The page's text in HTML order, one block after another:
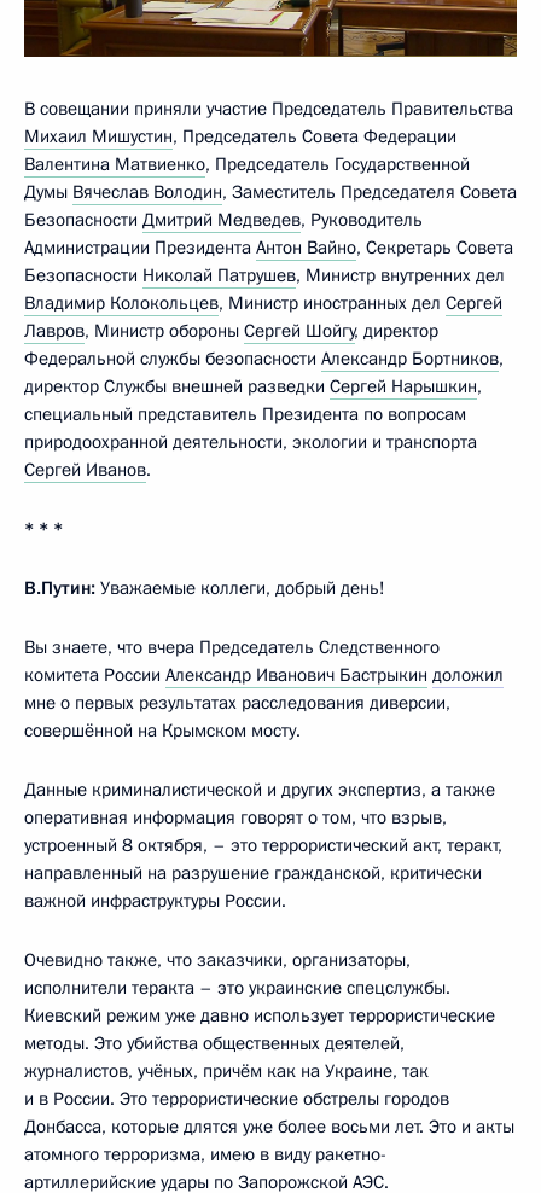
В совещании приняли участие Председатель Правительства
Михаил Мишустин, Председатель Совета Федерации
Валентина Матвиенко, Председатель Государственной
Думы Вячеслав Володин, Заместитель Председателя Совета
Безопасности Дмитрий Медведев, Руководитель
Администрации Президента Антон Вайно, Секретарь Совета
Безопасности Николай Патрушев, Министр внутренних дел
Владимир Колокольцев, Министр иностранных дел Сергей
Лавров, Министр обороны Сергей Шойгу, директор
Федеральной службы безопасности Александр Бортников,
директор Службы внешней разведки Сергей Нарышкин,
специальный представитель Президента по вопросам
природоохранной деятельности, экологии и транспорта
Сергей Иванов.
* * *
В.Путин: Уважаемые коллеги, добрый день!
Вы знаете, что вчера Председатель Следственного
комитета России Александр Иванович Бастрыкин доложил
мне о первых результатах расследования диверсии,
совершённой на Крымском мосту.
Данные криминалистической и других экспертиз, а также
оперативная информация говорят о том, что взрыв,
устроенный 8 октября, – это террористический акт, теракт,
направленный на разрушение гражданской, критически
важной инфраструктуры России.
Очевидно также, что заказчики, организаторы,
исполнители теракта – это украинские спецслужбы.
Киевский режим уже давно использует террористические
методы. Это убийства общественных деятелей,
журналистов, учёных, причём как на Украине, так
и в России. Это террористические обстрелы городов
Донбасса, которые длятся уже более восьми лет. Это и акты
атомного терроризма, имею в виду ракетно-
артиллерийские удары по Запорожской АЭС.